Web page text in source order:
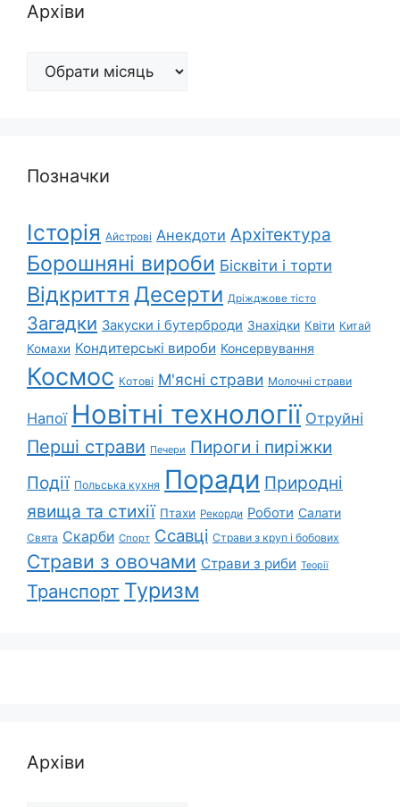
Архіви
Архіви
Позначки
Історія Айстрові Анекдоти Архітектура
Борошняні вироби Бісквіти і торти
Відкриття Десерти Дріжджове тісто
Загадки Закуски і бутерброди Знахідки Квіти Китай
Комахи Кондитерські вироби Консервування
Космос Котові М'ясні страви Молочні страви
Напої Новітні технології Отруйні
Перші страви Печери Пироги і пиріжки
Події Польська кухня Поради Природні
явища та стихії Птахи Рекорди Роботи Салати
Свята Скарби Спорт Ссавці Страви з круп і бобових
Страви з овочами Страви з риби Теорії
Транспорт Туризм
Архіви